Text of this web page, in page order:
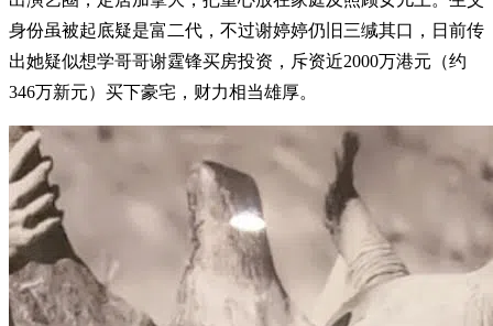
身份虽被起底疑是富二代，不过谢婷婷仍旧三缄其口，日前传
出她疑似想学哥哥谢霆锋买房投资，斥资近2000万港元（约
346万新元）买下豪宅，财力相当雄厚。